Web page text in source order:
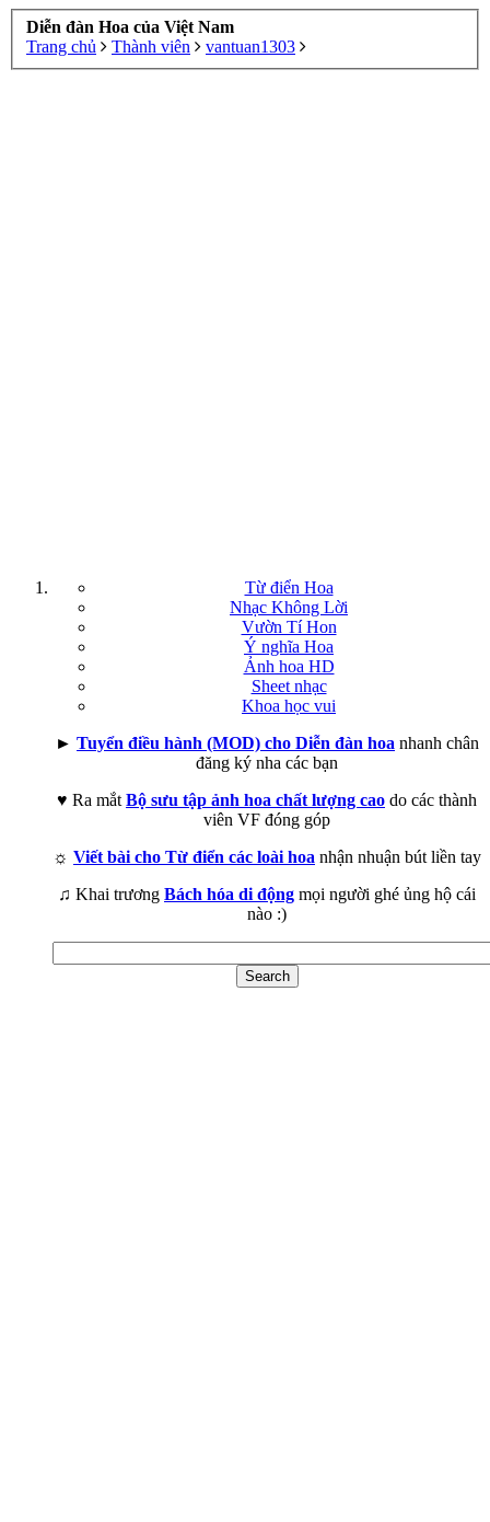
Diễn đàn Hoa của Việt Nam
Trang chủ
Thành viên vantuan1303
Từ điển Hoa
Nhạc Không Lời
Vườn Tí Hon
Ý nghĩa Hoa
Ảnh hoa HD
Sheet nhạc
Khoa học vui
► Tuyển điều hành (MOD) cho Diễn đàn hoa nhanh chân
đăng ký nha các bạn
♥ Ra mắt Bộ sưu tập ảnh hoa chất lượng cao do các thành
viên VF đóng góp
☼ Viết bài cho Từ điển các loài hoa nhận nhuận bút liền tay
♫ Khai trương Bách hóa di động mọi người ghé ủng hộ cái
nào :)